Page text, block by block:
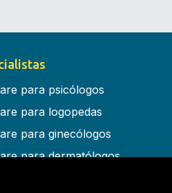
para psicólogos
para logopedas
para ginecólogos
para dermatólogos